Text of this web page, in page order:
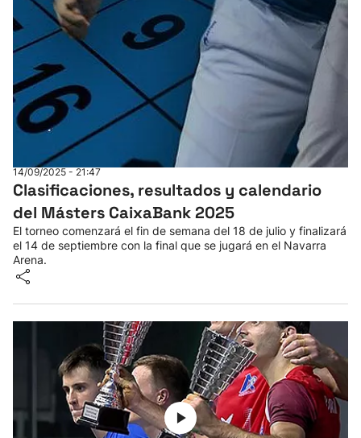
14/09/2025 - 21:47
Clasificaciones, resultados y calendario
del Másters CaixaBank 2025
El torneo comenzará el fin de semana del 18 de julio y finalizará
el 14 de septiembre con la final que se jugará en el Navarra
Arena.